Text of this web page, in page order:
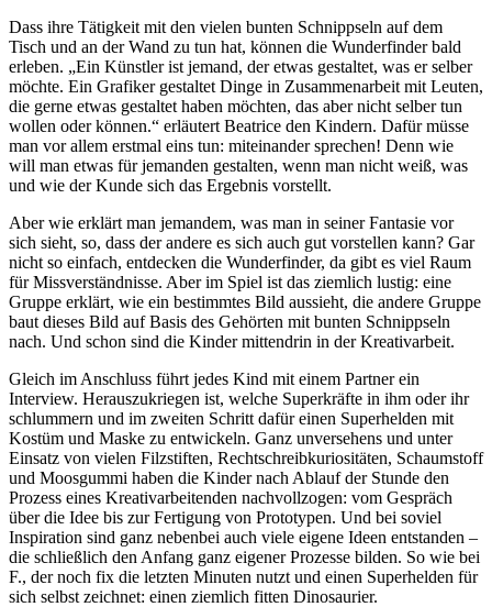
Dass ihre Tätigkeit mit den vielen bunten Schnippseln auf dem
Tisch und an der Wand zu tun hat, können die Wunderfinder bald
erleben. „Ein Künstler ist jemand, der etwas gestaltet, was er selber
möchte. Ein Grafiker gestaltet Dinge in Zusammenarbeit mit Leuten,
die gerne etwas gestaltet haben möchten, das aber nicht selber tun
wollen oder können.“ erläutert Beatrice den Kindern. Dafür müsse
man vor allem erstmal eins tun: miteinander sprechen! Denn wie
will man etwas für jemanden gestalten, wenn man nicht weiß, was
und wie der Kunde sich das Ergebnis vorstellt.
Aber wie erklärt man jemandem, was man in seiner Fantasie vor
sich sieht, so, dass der andere es sich auch gut vorstellen kann? Gar
nicht so einfach, entdecken die Wunderfinder, da gibt es viel Raum
für Missverständnisse. Aber im Spiel ist das ziemlich lustig: eine
Gruppe erklärt, wie ein bestimmtes Bild aussieht, die andere Gruppe
baut dieses Bild auf Basis des Gehörten mit bunten Schnippseln
nach. Und schon sind die Kinder mittendrin in der Kreativarbeit.
Gleich im Anschluss führt jedes Kind mit einem Partner ein
Interview. Herauszukriegen ist, welche Superkräfte in ihm oder ihr
schlummern und im zweiten Schritt dafür einen Superhelden mit
Kostüm und Maske zu entwickeln. Ganz unversehens und unter
Einsatz von vielen Filzstiften, Rechtschreibkuriositäten, Schaumstoff
und Moosgummi haben die Kinder nach Ablauf der Stunde den
Prozess eines Kreativarbeitenden nachvollzogen: vom Gespräch
über die Idee bis zur Fertigung von Prototypen. Und bei soviel
Inspiration sind ganz nebenbei auch viele eigene Ideen entstanden –
die schließlich den Anfang ganz eigener Prozesse bilden. So wie bei
F., der noch fix die letzten Minuten nutzt und einen Superhelden für
sich selbst zeichnet: einen ziemlich fitten Dinosaurier.